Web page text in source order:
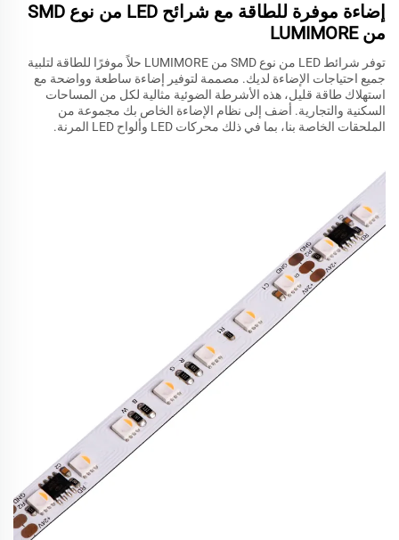
إضاءة موفرة للطاقة مع شرائح LED من نوع SMD
من LUMIMORE
توفر شرائط LED من نوع SMD من LUMIMORE حلاً موفرًا للطاقة لتلبية
جميع احتياجات الإضاءة لديك. مصممة لتوفير إضاءة ساطعة وواضحة مع
استهلاك طاقة قليل، هذه الأشرطة الضوئية مثالية لكل من المساحات
السكنية والتجارية. أضف إلى نظام الإضاءة الخاص بك مجموعة من
الملحقات الخاصة بنا، بما في ذلك محركات LED وألواح LED المرنة.